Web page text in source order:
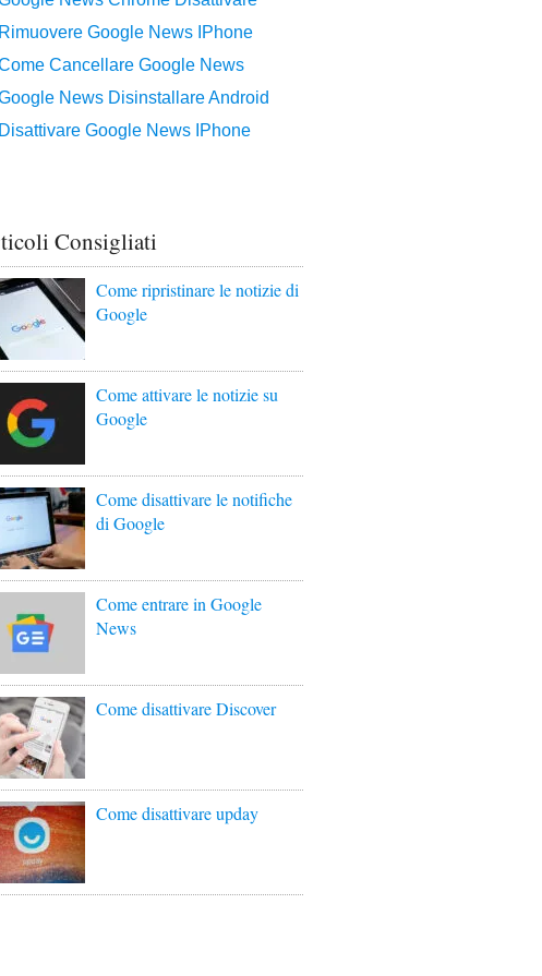
Consigliati
Come ripristinare le notizie di
Google
Come attivare le notizie su
Google
Come disattivare le notifiche
di Google
Come entrare in Google
News
Come disattivare Discover
Come disattivare upday